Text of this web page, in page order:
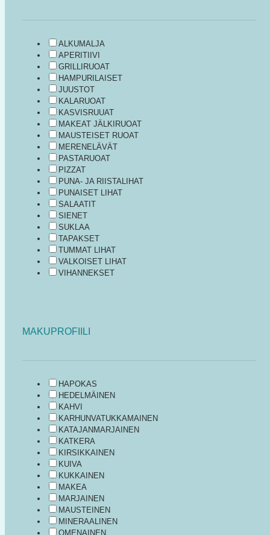
ALKUMALJA
APERITIIVI
GRILLIRUOAT
HAMPURILAISET
JUUSTOT
KALARUOAT
KASVISRUUAT
MAKEAT JÄLKIRUOAT
MAUSTEISET RUOAT
MERENELÄVÄT
PASTARUOAT
PIZZAT
PUNA- JA RIISTALIHAT
PUNAISET LIHAT
SALAATIT
SIENET
SUKLAA
TAPAKSET
TUMMAT LIHAT
VALKOISET LIHAT
VIHANNEKSET
MAKUPROFIILI
HAPOKAS
HEDELMÄINEN
KAHVI
KARHUNVATUKKAMAINEN
KATAJANMARJAINEN
KATKERA
KIRSIKKAINEN
KUIVA
KUKKAINEN
MAKEA
MARJAINEN
MAUSTEINEN
MINERAALINEN
OMENAINEN